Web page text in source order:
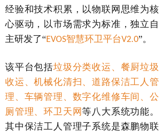
经验和技术积累，以物联网思维为核
心驱动，以市场需求为标准，独立自
主研发了“EVOS智慧环卫平台V2.0”。
该平台包括垃圾分类收运、餐厨垃圾
收运、机械化清扫、道路保洁工人管
理、车辆管理、数字化维修车间、公
厕管理、环卫天网等八大系统功能。
其中保洁工人管理子系统是森鹏物联